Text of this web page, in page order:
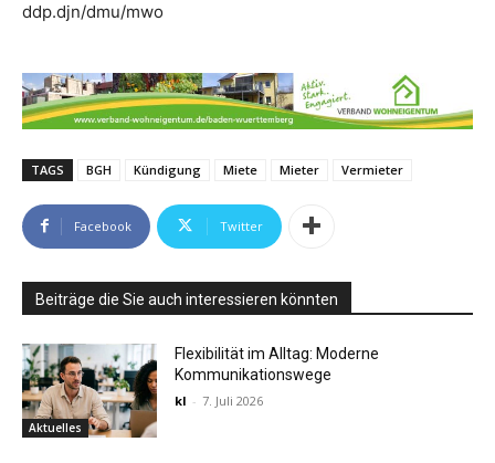
ddp.djn/dmu/mwo
TAGS BGH Kündigung Miete Mieter Vermieter
Facebook Twitter
Beiträge die Sie auch interessieren könnten
Aktuelles
Flexibilität im Alltag: Moderne
Kommunikationswege
kl - 7. Juli 2026